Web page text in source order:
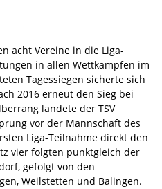
acht Vereine in die Liga-
in allen Wettkämpfen im
Tagessiegen sicherte sich
2016 erneut den Sieg bei
landete der TSV
vor der Mannschaft des
Liga-Teilnahme direkt den
vier folgten punktgleich der
gefolgt von den
Weilstetten und Balingen.